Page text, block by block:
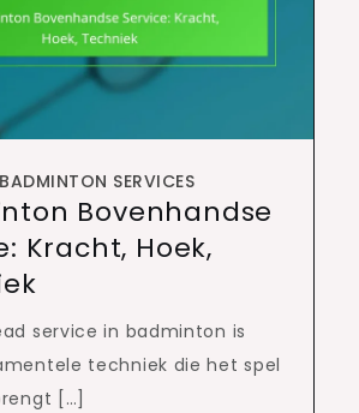
SERVICES
Bovenhandse
Kracht, Hoek,
service in badminton is
techniek die het spel
[…]